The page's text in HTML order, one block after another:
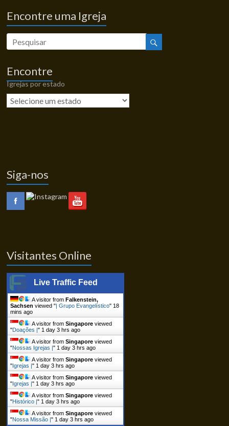
Encontre uma Igreja
Encontre
Igrejas por estado
Siga-nos
Visitantes Online
Live Traffic Feed
A visitor fromFalkenstein,
Sachsen viewed "| Grupo Evangelístico" 18
mins ago
A visitor fromSingapore viewed
"Doações |" 1 day 3 hrs ago
A visitor fromSingapore viewed
"Nossas Igrejas |" 1 day 3 hrs ago
A visitor fromSingapore viewed
"Igrejas |" 1 day 3 hrs ago
A visitor fromSingapore viewed
"Igrejas |" 1 day 3 hrs ago
A visitor fromSingapore viewed
"Histórico |" 1 day 3 hrs ago
A visitor fromSingapore viewed
"Nossa Missão |" 1 day 3 hrs ago